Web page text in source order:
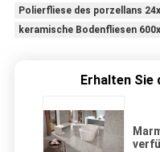
Polierfliese des porzellans
keramische Bodenfliesen
Erhalten